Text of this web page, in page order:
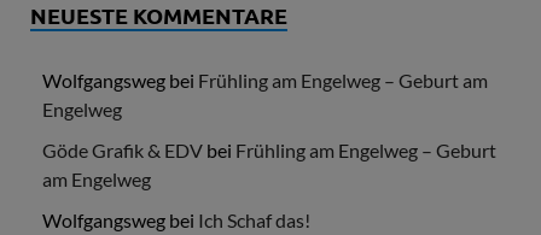
NEUESTE KOMMENTARE
Wolfgangsweg bei Frühling am Engelweg – Geburt am
Engelweg
Göde Grafik & EDV bei Frühling am Engelweg – Geburt
am Engelweg
Wolfgangsweg bei Ich Schaf das!